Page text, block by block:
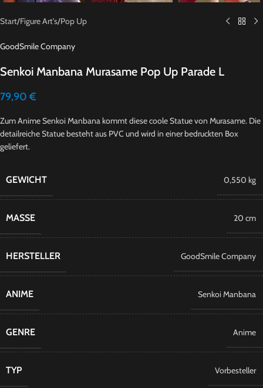
Start/Figure Art's/Pop Up
GoodSmile Company
Senkoi Manbana Murasame Pop Up Parade L
79,90 €
Zum Anime Senkoi Manbana kommt diese coole Statue von Murasame. Die
detailreiche Statue besteht aus PVC und wird in einer bedruckten Box
geliefert.
GEWICHT 0,550 kg
MASSE 20 cm
HERSTELLER GoodSmile Company
ANIME Senkoi Manbana
GENRE Anime
TYP Vorbesteller